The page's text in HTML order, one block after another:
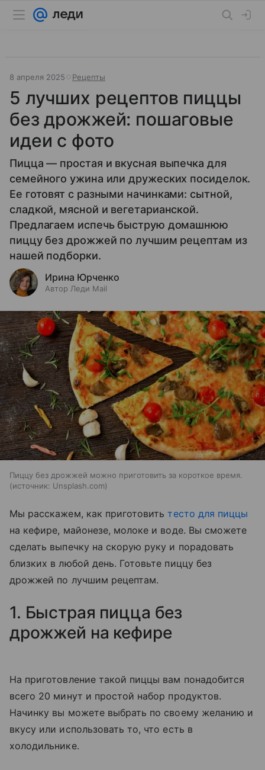
8 апреля 2025 Рецепты
5 лучших рецептов пиццы
без дрожжей: пошаговые
идеи с фото
Пицца — простая и вкусная выпечка для
семейного ужина или дружеских посиделок.
Ее готовят с разными начинками: сытной,
сладкой, мясной и вегетарианской.
Предлагаем испечь быструю домашнюю
пиццу без дрожжей по лучшим рецептам из
нашей подборки.
Ирина Юрченко
Автор Леди Mail
Пиццу без дрожжей можно приготовить за короткое время.
источник: Unsplash.com
Мы расскажем, как приготовитьтесто для пиццы
на кефире, майонезе, молоке и воде. Вы сможете
сделать выпечку на скорую руку и порадовать
близких в любой день. Готовьте пиццу без
дрожжей по лучшим рецептам.
1. Быстрая пицца без
дрожжей на кефире
На приготовление такой пиццы вам понадобится
всего 20 минут и простой набор продуктов.
Начинку вы можете выбрать по своему желанию и
вкусу или использовать то, что есть в
холодильнике.